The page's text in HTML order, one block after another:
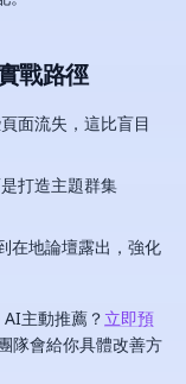
戰路徑
面流失，這比盲目
打造主題群集
在地論壇露出，強化
主動推薦？ 立即預
隊會給你具體改善方